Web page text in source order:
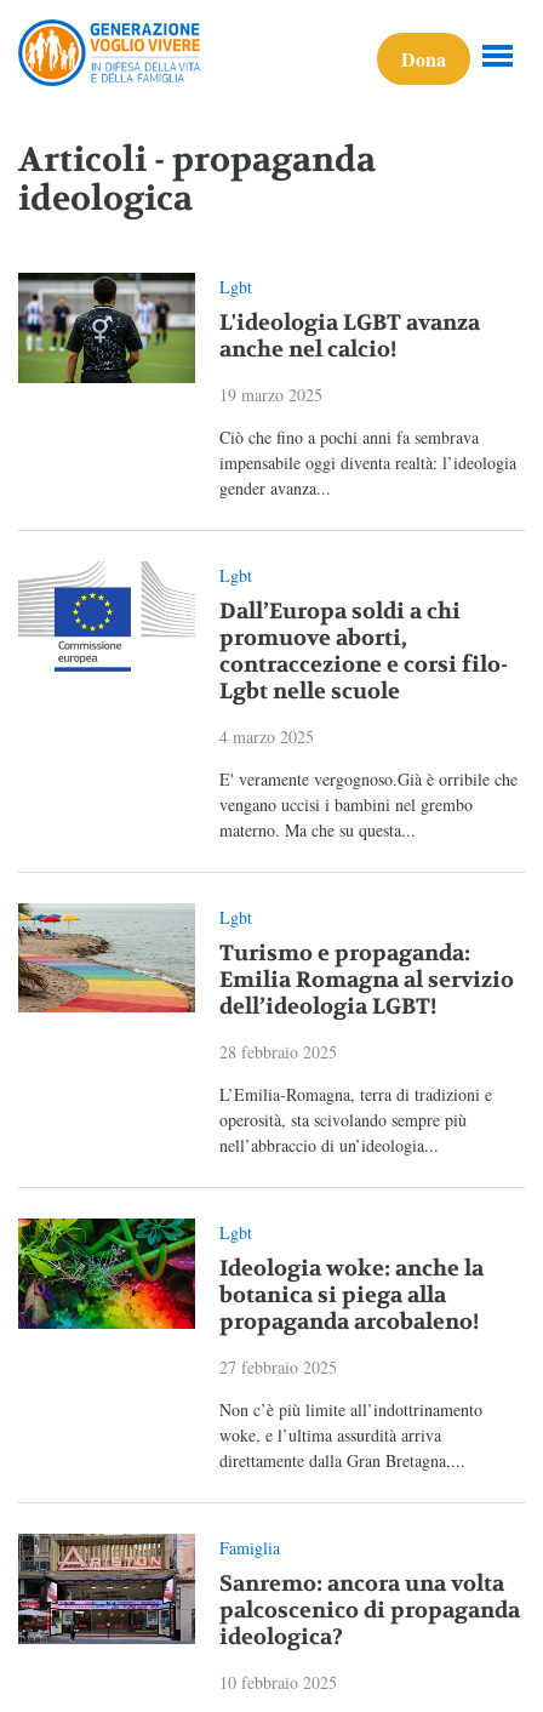
Dona
Articoli - propaganda
ideologica
Lgbt
L'ideologia LGBT avanza
anche nel calcio!
19 marzo 2025
Ciò che fino a pochi anni fa sembrava
impensabile oggi diventa realtà: l’ideologia
gender avanza...
Lgbt
Dall’Europa soldi a chi
promuove aborti,
contraccezione e corsi filo-
Lgbt nelle scuole
4 marzo 2025
E' veramente vergognoso.Già è orribile che
vengano uccisi i bambini nel grembo
materno. Ma che su questa...
Lgbt
Turismo e propaganda:
Emilia Romagna al servizio
dell’ideologia LGBT!
28 febbraio 2025
L’Emilia-Romagna, terra di tradizioni e
operosità, sta scivolando sempre più
nell’abbraccio di un’ideologia...
Lgbt
Ideologia woke: anche la
botanica si piega alla
propaganda arcobaleno!
27 febbraio 2025
Non c’è più limite all’indottrinamento
woke, e l’ultima assurdità arriva
direttamente dalla Gran Bretagna,...
Famiglia
Sanremo: ancora una volta
palcoscenico di propaganda
ideologica?
10 febbraio 2025